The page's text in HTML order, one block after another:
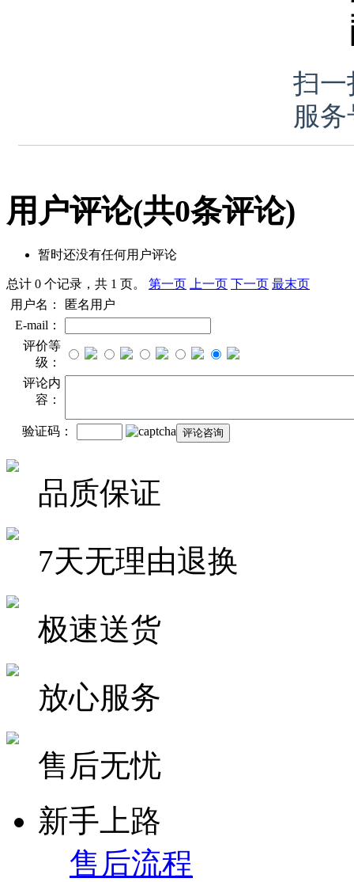
扫一
服
用户评论(共0条评论)
暂时还没有任何用户评论
总计 0 个记录，共 1 页。 第一页 上一页 下一页 最末页
用户名：
匿名用户
E-mail：
评价等
级：
评论内
容：
验证码：
品质保证
7天无理由退换
极速送货
放心服务
售后无忧
新手上路
售后流程